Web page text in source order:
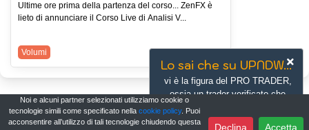
Ultime ore prima della partenza del corso... ZenFX è
lieto di annunciare il Corso Live di Analisi V...
Volumi
Lo sai che su UPNDW...
vi è la figura del PRO TRADER,
ossia un trader verificato che
offre contenuti di qualità?
Scopri di più Vai ora
Noi e alcuni partner selezionati utilizziamo cookie o
tecnologie simili come specificato nella cookie policy. Puoi
acconsentire all’utilizzo di tali tecnologie chiudendo questa
Declina Accetta